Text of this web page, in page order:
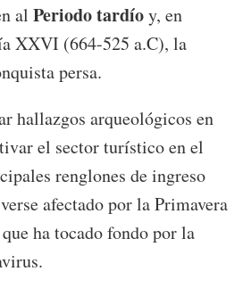
al Periodo tardíoy, en
XXVI (664-525 a.C), la
persa.
hallazgos arqueológicos en
el sector turístico en el
renglones de ingreso
afectado por la Primavera
ha tocado fondo por la